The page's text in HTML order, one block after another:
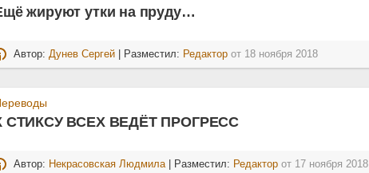
жируют утки на пруду…
Автор:Дунев Сергей | Разместил: Редактор от 18 ноября 2018
СТИКСУ ВСЕХ ВЕДЁТ ПРОГРЕСС
Автор: Некрасовская Людмила| Разместил: Редактор от 17 ноября 2018